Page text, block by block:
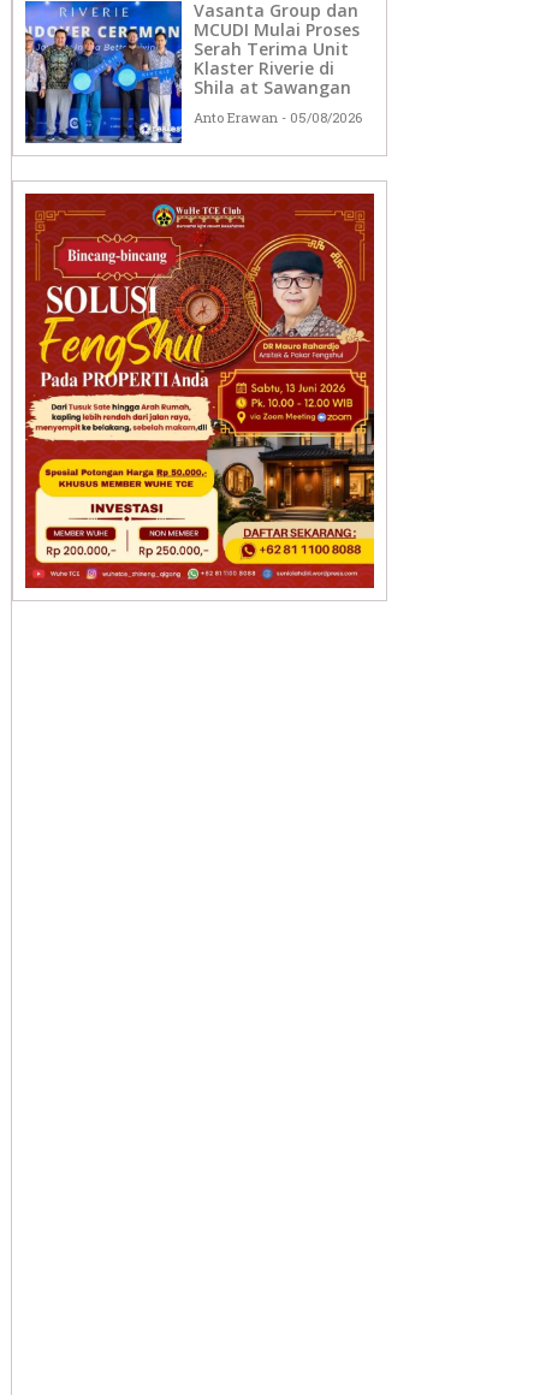
Vasanta Group dan
MCUDI Mulai Proses
Serah Terima Unit
Klaster Riverie di
Shila at Sawangan
Anto Erawan 05/08/2026